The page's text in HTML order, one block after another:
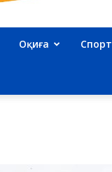
Оқиға Спорт